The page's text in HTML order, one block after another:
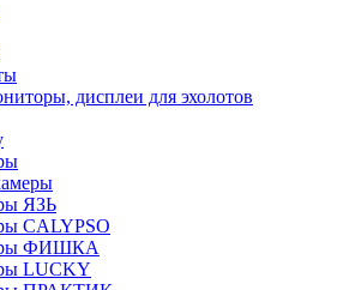
дисплеи для эхолотов
ЯЗЬ
CALYPSO
ФИШКА
LUCKY